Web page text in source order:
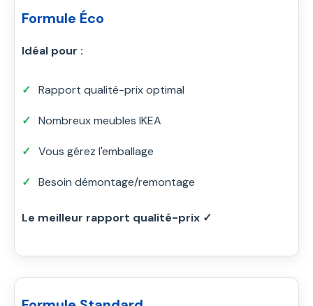
Formule Éco
Idéal pour :
Rapport qualité-prix optimal
Nombreux meubles IKEA
Vous gérez l'emballage
Besoin démontage/remontage
Le meilleur rapport qualité-prix ✓